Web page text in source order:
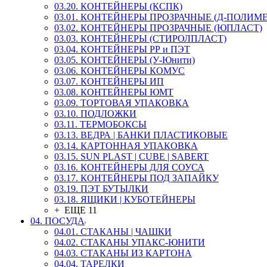
03.20. КОНТЕЙНЕРЫ (КСПК)
03.01. КОНТЕЙНЕРЫ ПРОЗРАЧНЫЕ (Д-
03.02. КОНТЕЙНЕРЫ ПРОЗРАЧНЫЕ (ЮПЛАСТ)
03.03. КОНТЕЙНЕРЫ (СТИРОЛПЛАСТ)
03.04. КОНТЕЙНЕРЫ РР и ПЭТ
03.05. КОНТЕЙНЕРЫ (У-Юнити)
03.06. КОНТЕЙНЕРЫ КОМУС
03.07. КОНТЕЙНЕРЫ ИП
03.08. КОНТЕЙНЕРЫ ЮМТ
03.09. ТОРТОВАЯ УПАКОВКА
03.10. ПОДЛОЖКИ
03.11. ТЕРМОБОКСЫ
03.13. ВЕДРА | БАНКИ ПЛАСТИКОВЫЕ
03.14. КАРТОННАЯ УПАКОВКА
03.15. SUN PLAST | CUBE | SABERT
03.16. КОНТЕЙНЕРЫ ДЛЯ СОУСА
03.17. КОНТЕЙНЕРЫ ПОД ЗАПАЙКУ
03.19. ПЭТ БУТЫЛКИ
03.18. ЯЩИКИ | КУБОТЕЙНЕРЫ
+ ЕЩЕ 11
04. ПОСУДА
04.01. СТАКАНЫ | ЧАШКИ
04.02. СТАКАНЫ УПАКС-ЮНИТИ
04.03. СТАКАНЫ ИЗ КАРТОНА
04.04. ТАРЕЛКИ